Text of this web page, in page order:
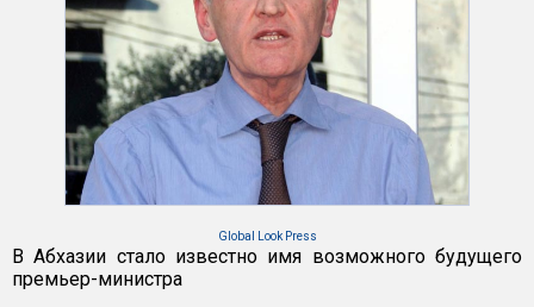
Global Look Press
В Абхазии стало известно имя возможного будущего
премьер-министра